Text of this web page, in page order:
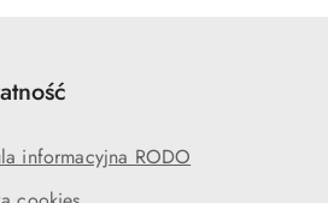
informacyjna RODO